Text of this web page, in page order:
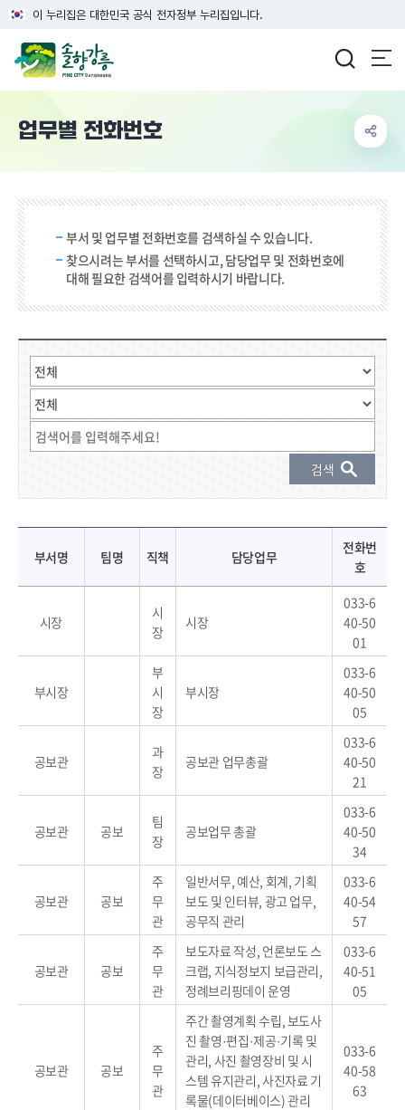
이 누리집은 대한민국 공식 전자정부 누리집입니다.
업무별 전화번호
부서 및 업무별 전화번호를 검색하실 수 있습니다.
찾으시려는 부서를 선택하시고, 담당업무 및 전화번호에
대해 필요한 검색어를 입력하시기 바랍니다.
검색 단어 입력
부서명 팀명 직책 담당업무
전화번
호
시장
시
장
시장
033-6
40-50
01
부시장
부
시
장
부시장
033-6
40-50
05
공보관
과
장
공보관 업무총괄
033-6
40-50
21
공보관 공보
팀
장
공보업무 총괄
033-6
40-50
34
공보관 공보
주
무
관
일반서무, 예산, 회계, 기획
보도 및 인터뷰, 광고 업무,
공무직 관리
033-6
40-54
57
공보관 공보
주
무
관
보도자료 작성, 언론보도 스
크랩, 지식정보지 보급관리,
정례브리핑데이 운영
033-6
40-51
05
공보관 공보
주
무
관
주간 촬영계획 수립, 보도사
진 촬영·편집·제공·기록 및
관리, 사진 촬영장비 및 시
스템 유지관리, 사진자료 기
록물(데이터베이스) 관리
033-6
40-58
63